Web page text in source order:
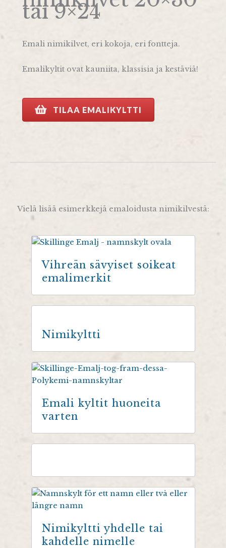
tai 9×24
Emali nimikilvet, eri kokoja, eri fontteja.
Emalikyltit ovat kauniita, klassisia ja kestäviä!
TILAA EMALIKYLTTI
Vielä lisää esimerkkejä emaloidusta nimikilvestä:
Vihreän sävyiset soikeat
emalimerkit
Nimikyltti
Emali kyltit huoneita
varten
Nimikyltti yhdelle tai
kahdelle nimelle